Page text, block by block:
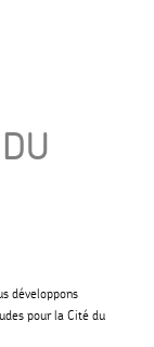
développons
pour la Cité du